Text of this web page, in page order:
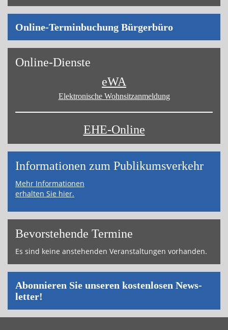
On­line-Ter­min­bu­chung Bür­ger­bü­ro
On­line-Diens­te
eWA
Elektronische Wohnsitz­anmeldung
EHE-Online
Informa­tionen zum Publikums­­verkehr
Mehr Informationen
erhalten Sie hier.
Bevor­ste­hende Ter­mi­ne
Es sind keine an­ste­hen­den Ver­an­stal­tun­gen vor­han­den.
Abon­nie­ren Sie un­se­ren kos­ten­lo­sen News­
let­ter!